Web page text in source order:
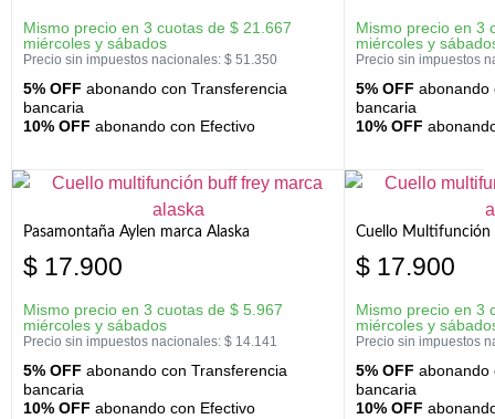
Mismo precio en 3 cuotas de $ 21.667
miércoles y sábados
Precio sin impuestos nacionales: $ 51.350
5% OFF abonando con Transferencia
bancaria
10% OFF abonando con Efectivo
Mismo precio en 3
miércoles y
Precio sin impuestos
5% OFF abonando
bancaria
10% OFF
Pasamontaña Aylen marca Alaska
$ 17.900
Mismo precio en 3 cuotas de $ 5.967
miércoles y sábados
Precio sin impuestos nacionales: $ 14.141
5% OFF abonando con Transferencia
bancaria
10% OFF abonando con Efectivo
Cuello Multifunción
$ 17.900
Mismo precio en 3
miércoles y
Precio sin impuestos
5% OFF abonando
bancaria
10% OFF